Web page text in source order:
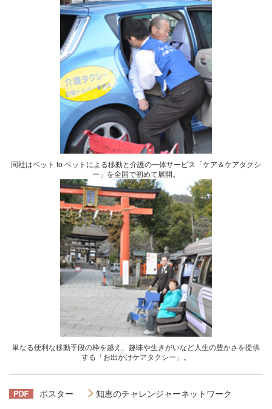
同社はベット to ベットによる移動と介護の一体サービス「ケア＆ケアタクシ
ー」を全国で初めて展開。
単なる便利な移動手段の枠を越え、趣味や生きがいなど人生の豊かさを提供
する「お出かけケアタクシー」。
ポスター 知恵のチャレンジャーネットワーク